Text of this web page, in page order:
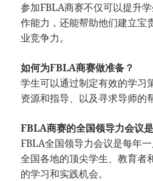
参加FBLA商赛不仅可以提升
作能力，还能帮助他们建立宝
业竞争力。
如何为FBLA商赛做准备？
学生可以通过制定有效的学习
资源和指导、以及寻求导师的
FBLA商赛的全国领导力会议
FBLA全国领导力会议是每年
全国各地的顶尖学生、教育者
的学习和实践机会。